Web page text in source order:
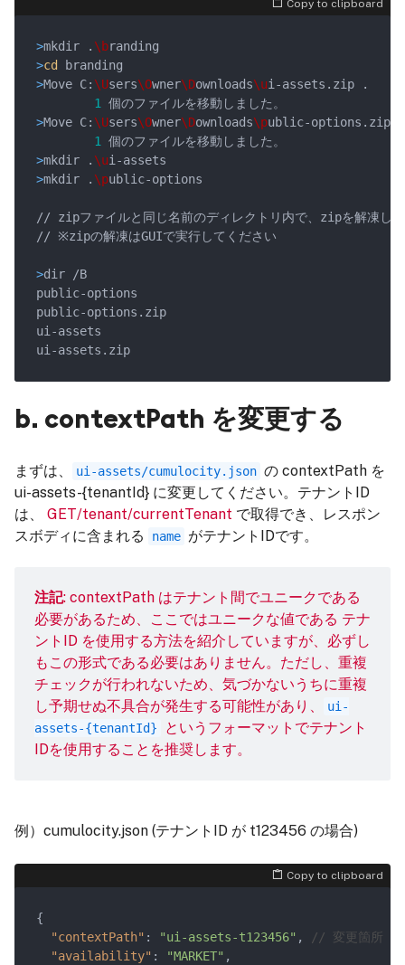
Copy to clipboard
>mkdir . \branding
>cd
branding
>Move C: \Users\Owner\Downloads\ui-assets.zip .
1
>Move C: \Users\Owner\Downloads\public-options.zip .
1
>mkdir . \ui-assets
>mkdir . \public-options
>dir /B
b. contextPath を変更する
まずは、 ui-assets/cumulocity.json の contextPath を
ui-assets-{tenantId} に変更してください。テナントID
は、 GET/tenant/currentTenant で取得でき、レスポン
スボディに含まれる
name がテナントIDです。
注記: contextPath はテナント間でユニークである
必要があるため、ここではユニークな値である テナ
ントID を使用する方法を紹介していますが、必ずし
もこの形式である必要はありません。ただし、重複
チェックが行われないため、気づかないうちに重複
し予期せぬ不具合が発生する可能性があり、
ui-
assets-{tenantId}
というフォーマットでテナント
IDを使用することを推奨します。
例）cumulocity.json (テナントID が t123456 の場合)
Copy to clipboard
"contextPath" : "ui-assets-t123456" ,
"availability" : "MARKET"